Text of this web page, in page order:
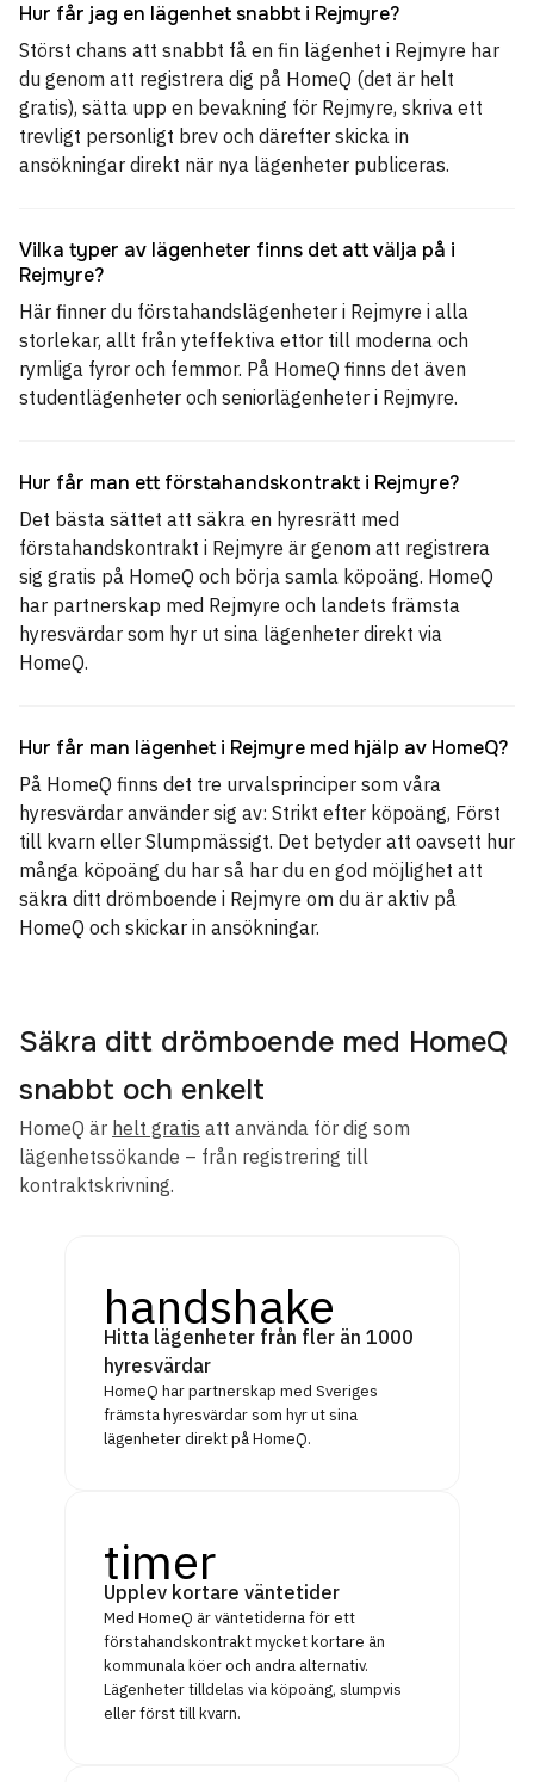
Hur får jag en lägenhet snabbt i Rejmyre?
Störst chans att snabbt få en fin lägenhet i Rejmyre har
du genom att registrera dig på HomeQ (det är helt
gratis), sätta upp en bevakning för Rejmyre, skriva ett
trevligt personligt brev och därefter skicka in
ansökningar direkt när nya lägenheter publiceras.
Vilka typer av lägenheter finns det att välja på i
Rejmyre?
Här finner du förstahandslägenheter i Rejmyre i alla
storlekar, allt från yteffektiva ettor till moderna och
rymliga fyror och femmor. På HomeQ finns det även
studentlägenheter och seniorlägenheter i Rejmyre.
Hur får man ett förstahandskontrakt i Rejmyre?
Det bästa sättet att säkra en hyresrätt med
förstahandskontrakt i Rejmyre är genom att registrera
sig gratis på HomeQ och börja samla köpoäng. HomeQ
har partnerskap med Rejmyre och landets främsta
hyresvärdar som hyr ut sina lägenheter direkt via
HomeQ.
Hur får man lägenhet i Rejmyre med hjälp av HomeQ?
På HomeQ finns det tre urvalsprinciper som våra
hyresvärdar använder sig av: Strikt efter köpoäng, Först
till kvarn eller Slumpmässigt. Det betyder att oavsett hur
många köpoäng du har så har du en god möjlighet att
säkra ditt drömboende i Rejmyre om du är aktiv på
HomeQ och skickar in ansökningar.
Säkra ditt drömboende med HomeQ
snabbt och enkelt
HomeQ är helt gratis att använda för dig som
lägenhetssökande – från registrering till
kontraktskrivning.
handshake
Hitta lägenheter från fler än 1000
hyresvärdar
HomeQ har partnerskap med Sveriges
främsta hyresvärdar som hyr ut sina
lägenheter direkt på HomeQ.
timer
Upplev kortare väntetider
Med HomeQ är väntetiderna för ett
förstahandskontrakt mycket kortare än
kommunala köer och andra alternativ.
Lägenheter tilldelas via köpoäng, slumpvis
eller först till kvarn.